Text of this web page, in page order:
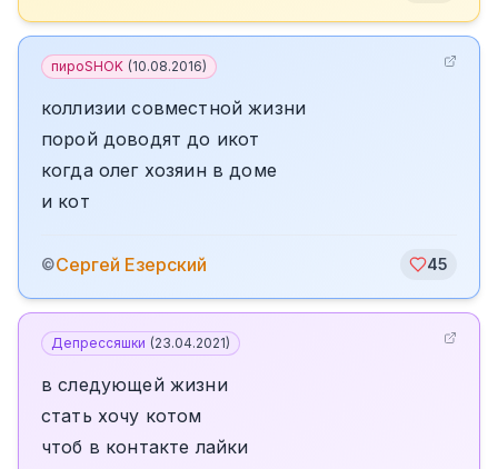
пироSHOK (10.08.2016)
коллизии совместной жизни
порой доводят до икот
когда олег хозяин в доме
и кот
©Сергей Езерский 45
Депрессяшки (23.04.2021)
в следующей жизни
стать хочу котом
чтоб в контакте лайки